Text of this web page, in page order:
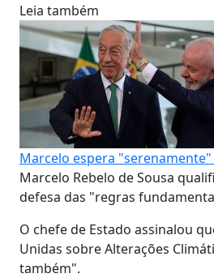
Leia também
Marcelo espera
Marcelo Rebelo de Sousa
defesa das "regras
O chefe de Estado assinalou
Unidas sobre Alterações
também".